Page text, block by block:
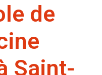
de
Saint-